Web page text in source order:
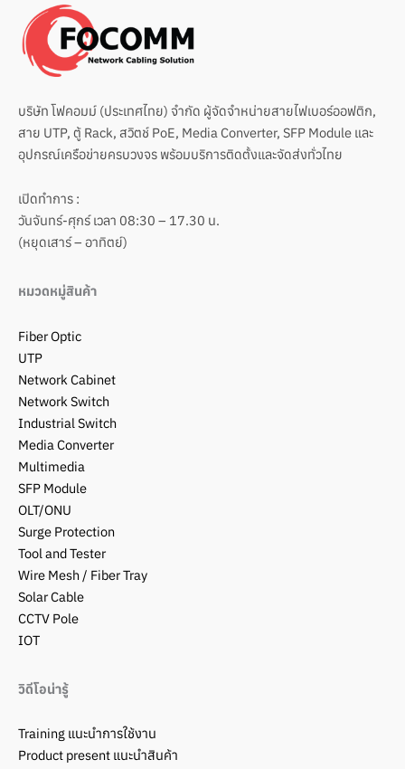
บริษัท โฟคอมม์ (ประเทศไทย) จำกัด ผู้จัดจำหน่ายสายไฟเบอร์ออฟติก,
สาย UTP, ตู้ Rack, สวิตช์ PoE, Media Converter, SFP Module และ
อุปกรณ์เครือข่ายครบวงจร พร้อมบริการติดตั้งและจัดส่งทั่วไทย
เปิดทำการ :
วันจันทร์-ศุกร์ เวลา 08:30 – 17.30 น.
(หยุดเสาร์ – อาทิตย์)
หมวดหมู่สินค้า
Fiber Optic
UTP
Network Cabinet
Network Switch
Industrial Switch
Media Converter
Multimedia
SFP Module
OLT/ONU
Surge Protection
Tool and Tester
Wire Mesh / Fiber Tray
Solar Cable
CCTV Pole
IOT
วิดีโอน่ารู้
Training แนะนำการใช้งาน
Product present แนะนำสินค้า